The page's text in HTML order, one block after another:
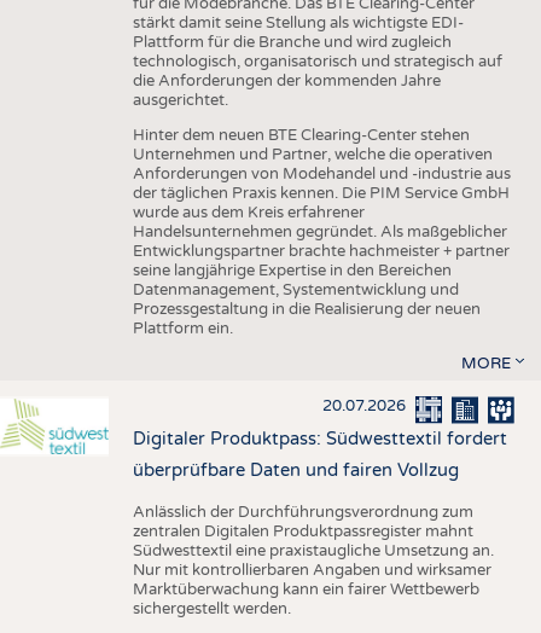
stärkt damit seine Stellung als wichtigste EDI-
Plattform für die Branche und wird zugleich
technologisch, organisatorisch und strategisch auf
die Anforderungen der kommenden Jahre
ausgerichtet.
Hinter dem neuen BTE Clearing-Center stehen
Unternehmen und Partner, welche die operativen
Anforderungen von Modehandel und -industrie aus
der täglichen Praxis kennen. Die PIM Service GmbH
wurde aus dem Kreis erfahrener
Handelsunternehmen gegründet. Als maßgeblicher
Entwicklungspartner brachte hachmeister + partner
seine langjährige Expertise in den Bereichen
Datenmanagement, Systementwicklung und
Prozessgestaltung in die Realisierung der neuen
Plattform ein.
MORE
20.07.2026
Digitaler Produktpass: Südwesttextil fordert
überprüfbare Daten und fairen Vollzug
Anlässlich der Durchführungsverordnung zum
zentralen Digitalen Produktpassregister mahnt
Südwesttextil eine praxistaugliche Umsetzung an.
Nur mit kontrollierbaren Angaben und wirksamer
Marktüberwachung kann ein fairer Wettbewerb
sichergestellt werden.